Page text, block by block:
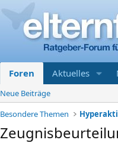
Foren Aktuelles
Neue Beiträge
Besondere Themen